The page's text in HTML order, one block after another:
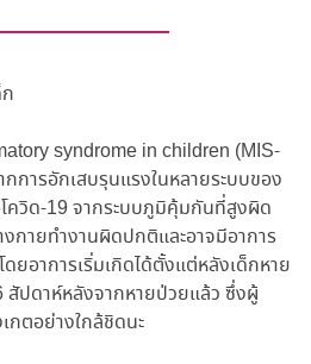
syndrome in children (MIS-
การอักเสบรุนแรงในหลายระบบของ
ควิด-19 จากระบบภูมิคุ้มกันที่สูงผิด
กายทำงานผิดปกติและอาจมีอาการ
ยอาการเริ่มเกิดได้ตั้งแต่หลังเด็กหาย
สัปดาห์หลังจากหายป่วยแล้ว ซึ่งผู้
กตอย่างใกล้ชิดนะ